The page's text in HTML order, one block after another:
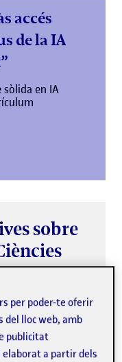
accés
de la IA
sòlida en IA
sobre
teu
per poder-te oferir
lloc web, amb
publicitat
a partir dels